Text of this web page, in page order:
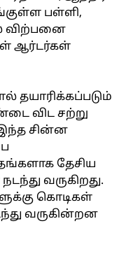
பள்ளி,
விற்பனை
ஆர்டர்கள்
தயாரிக்கப்படும்
விட சற்று
சின்ன
தேசிய
வருகிறது.
கொடிகள்
வருகின்றன